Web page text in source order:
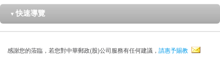
▼ 快速導覽
感謝您的蒞臨，若您對中華郵政(股)公司服務有任何建議， 請惠予賜教